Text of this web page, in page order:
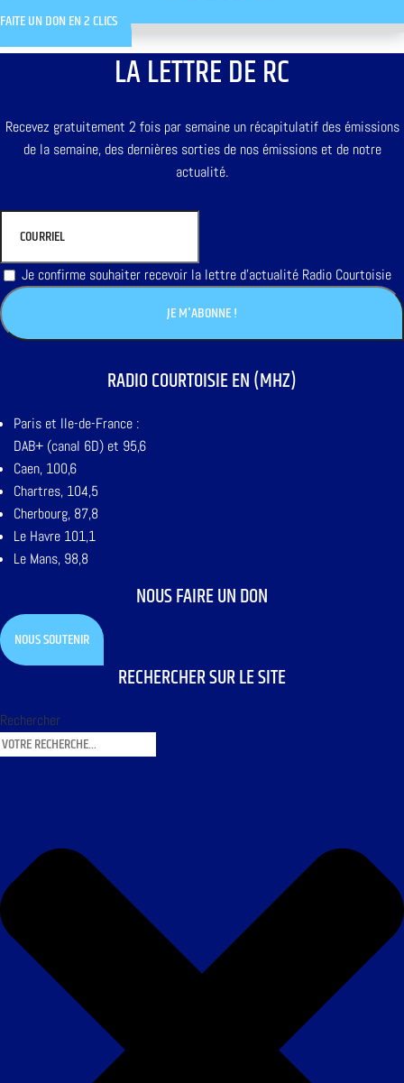
FAITE UN DON EN 2 CLICS
LA LETTRE DE RC
Recevez gratuitement 2 fois par semaine un récapitulatif des émissions
de la semaine, des dernières sorties de nos émissions et de notre
actualité.
Je confirme souhaiter recevoir la lettre d'actualité Radio Courtoisie
RADIO COURTOISIE EN (MHZ)
Paris et Ile-de-France :
DAB+ (canal 6D) et 95,6
Caen, 100,6
Chartres, 104,5
Cherbourg, 87,8
Le Havre 101,1
Le Mans, 98,8
NOUS FAIRE UN DON
NOUS SOUTENIR
RECHERCHER SUR LE SITE
Rechercher